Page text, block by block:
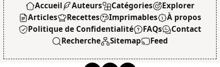
Accueil Auteurs Catégories
Explorer
Articles
Recettes Imprimables
À propos
Politique de Confidentialité
FAQs
Contact
Recherche
Sitemap Feed